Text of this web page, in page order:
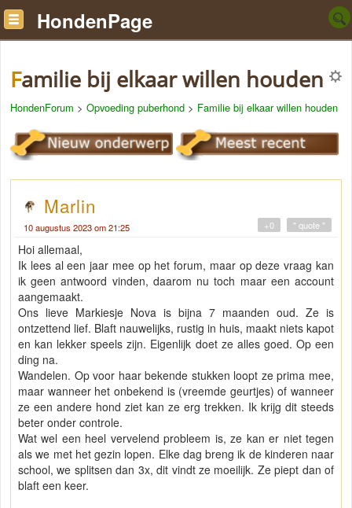
HondenPage
Familie bij elkaar willen houden
HondenForum > Opvoeding puberhond > Familie bij elkaar willen houden
Marlin
10 augustus 2023 om 21:25 " quote "
+0
Hoi allemaal,
Ik lees al een jaar mee op het forum, maar op deze vraag kan
ik geen antwoord vinden, daarom nu toch maar een account
aangemaakt.
Ons lieve Markiesje Nova is bijna 7 maanden oud. Ze is
ontzettend lief. Blaft nauwelijks, rustig in huis, maakt niets kapot
en kan lekker speels zijn. Eigenlijk doet ze alles goed. Op een
ding na.
Wandelen. Op voor haar bekende stukken loopt ze prima mee,
maar wanneer het onbekend is (vreemde geurtjes) of wanneer
ze een andere hond ziet kan ze erg trekken. Ik krijg dit steeds
beter onder controle.
Wat wel een heel vervelend probleem is, ze kan er niet tegen
als we met het gezin lopen. Elke dag breng ik de kinderen naar
school, we splitsen dan 3x, dit vindt ze moeilijk. Ze piept dan of
blaft een keer.